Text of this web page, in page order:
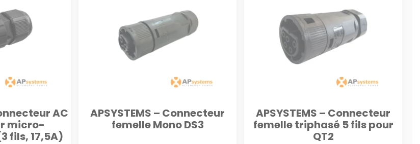
AC
micro-
fils, 17,5A)
APSYSTEMS – Connecteur
femelle Mono DS3
APSYSTEMS – Connecteur
femelle triphasé 5 fils pour
QT2